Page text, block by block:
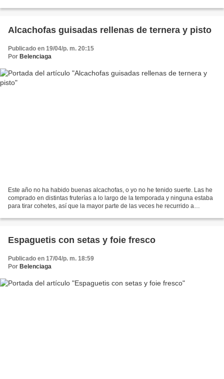
Alcachofas guisadas rellenas de ternera y pisto
Publicado en 19/04/p. m. 20:15
Por Belenciaga
Este año no ha habido buenas alcachofas, o yo no he tenido suerte. Las he
comprado en distintas fruterías a lo largo de la temporada y ninguna estaba
para tirar cohetes, así que la mayor parte de las veces he recurrido a
Espaguetis con setas y foie fresco
Publicado en 17/04/p. m. 18:59
Por Belenciaga